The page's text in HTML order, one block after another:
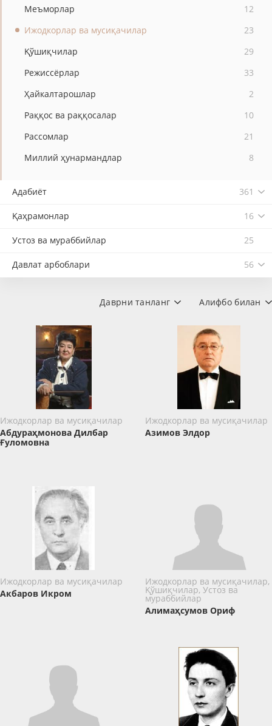
Меъморлар
12
Ижодкорлар ва мусиқачилар
23
Қўшиқчилар
29
Режиссёрлар
33
Ҳайкалтарошлар
2
Раққос ва раққосалар
10
Рассомлар
21
Миллий ҳунармандлар
8
Адабиёт 361
Қаҳрамонлар 16
Устоз ва мураббийлар 25
Давлат арбоблари 56
Алифбо билан
Даврни танланг
Ижодкорлар ва мусиқачилар
Абдураҳмонова Дилбар
Ғуломовна
Ижодкорлар ва мусиқачилар
Азимов Элдор
Ижодкорлар ва мусиқачилар
Акбаров Икром
Ижодкорлар ва мусиқачилар,
Қўшиқчилар, Устоз ва
мураббийлар
Алимаҳсумов Ориф